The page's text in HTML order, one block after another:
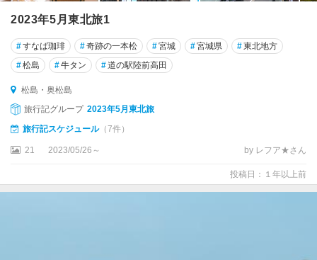
2023年5月東北旅1
#すなば珈琲 #奇跡の一本松 #宮城 #宮城県 #東北地方
#松島 #牛タン #道の駅陸前高田
松島・奥松島
旅行記グループ 2023年5月東北旅
旅行記スケジュール（7件）
21 2023/05/26～ by レフア★さん
投稿日：１年以上前